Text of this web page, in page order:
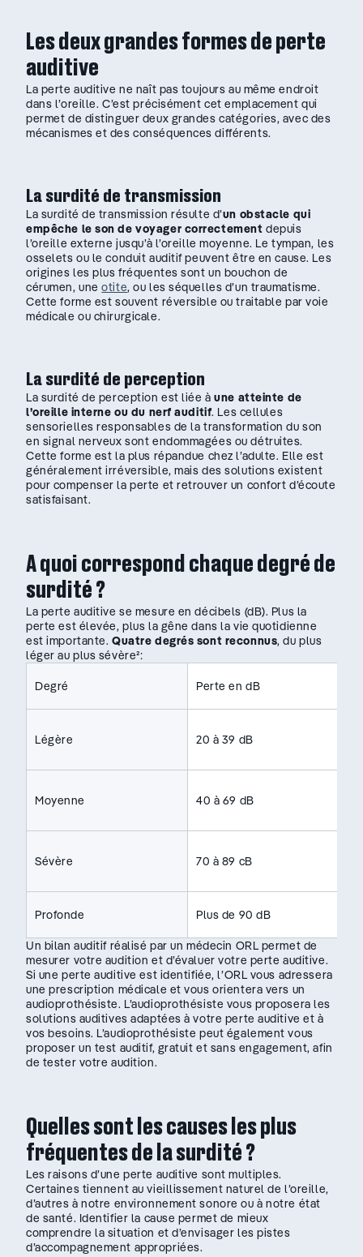
Les deux grandes formes de perte
auditive
La perte auditive ne naît pas toujours au même endroit
dans l’oreille. C’est précisément cet emplacement qui
permet de distinguer deux grandes catégories, avec des
mécanismes et des conséquences différents.
La surdité de transmission
La surdité de transmission résulte d’un obstacle qui
empêche le son de voyager correctement depuis
l’oreille externe jusqu’à l’oreille moyenne. Le tympan, les
osselets ou le conduit auditif peuvent être en cause. Les
origines les plus fréquentes sont un bouchon de
cérumen, uneotite, ou les séquelles d’un traumatisme.
Cette forme est souvent réversible ou traitable par voie
médicale ou chirurgicale.
La surdité de perception
La surdité de perception est liée àune atteinte de
l’oreille interne ou du nerf auditif. Les cellules
sensorielles responsables de la transformation du son
en signal nerveux sont endommagées ou détruites.
Cette forme est la plus répandue chez l’adulte. Elle est
généralement irréversible, mais des solutions existent
pour compenser la perte et retrouver un confort d’écoute
satisfaisant.
A quoi correspond chaque degré de
surdité ?
La perte auditive se mesure en décibels (dB). Plus la
perte est élevée, plus la gêne dans la vie quotidienne
est importante.Quatre degrés sont reconnus, du plus
léger au plus sévère²:
Degré Perte en dB
Légère 20 à 39 dB
Moyenne 40 à 69 dB
Sévère 70 à 89 cB
Profonde Plus de 90 dB
Un bilan auditif réalisé par un médecin ORL permet de
mesurer votre audition et d’évaluer votre perte auditive.
Si une perte auditive est identifiée, l’ORL vous adressera
une prescription médicale et vous orientera vers un
audioprothésiste. L’audioprothésiste vous proposera les
solutions auditives adaptées à votre perte auditive et à
vos besoins. L’audioprothésiste peut également vous
proposer un test auditif, gratuit et sans engagement, afin
de tester votre audition.
Quelles sont les causes les plus
fréquentes de la surdité ?
Les raisons d’une perte auditive sont multiples.
Certaines tiennent au vieillissement naturel de l’oreille,
d’autres à notre environnement sonore ou à notre état
de santé. Identifier la cause permet de mieux
comprendre la situation et d’envisager les pistes
d’accompagnement appropriées.